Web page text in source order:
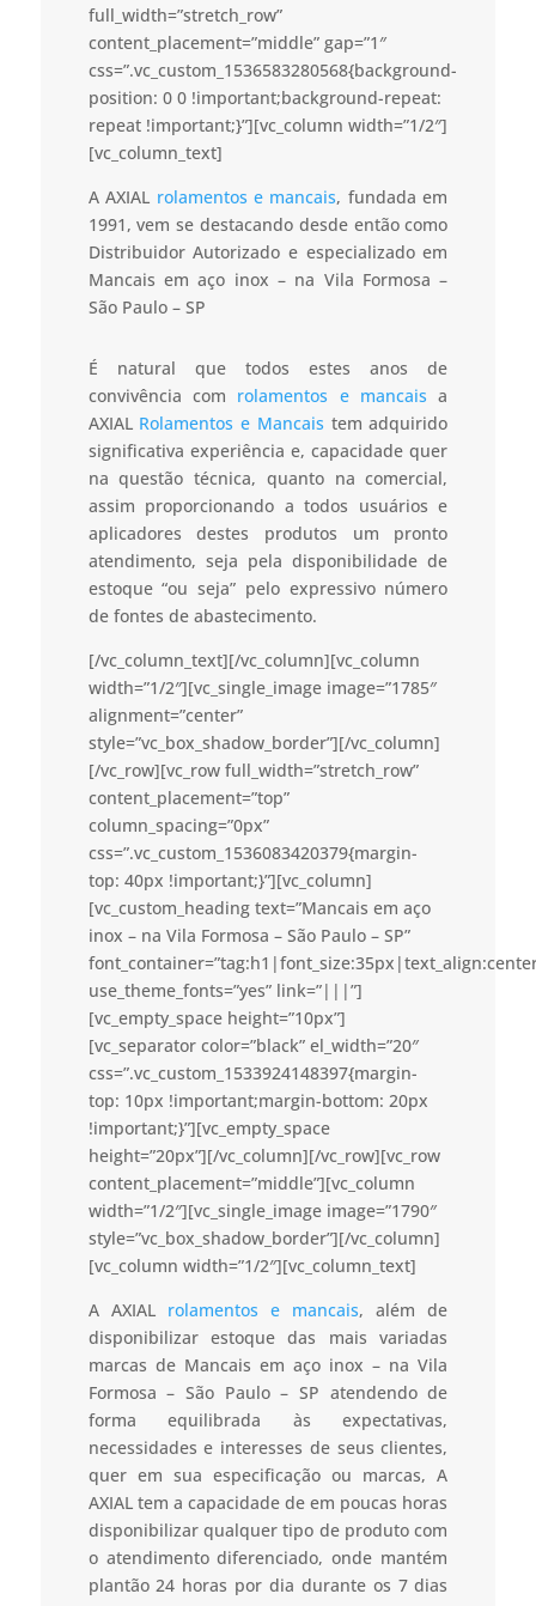
full_width=”stretch_row”
content_placement=”middle” gap=”1″
css=”.vc_custom_1536583280568{background-
position: 0 0 !important;background-repeat:
repeat !important;}”][vc_column width=”1/2″]
[vc_column_text]
A AXIAL rolamentos e mancais, fundada em
1991, vem se destacando desde então como
Distribuidor Autorizado e especializado em
Mancais em aço inox – na Vila Formosa –
São Paulo – SP
É natural que todos estes anos de
convivência com rolamentos e mancais a
AXIAL Rolamentos e Mancais tem adquirido
significativa experiência e, capacidade quer
na questão técnica, quanto na comercial,
assim proporcionando a todos usuários e
aplicadores destes produtos um pronto
atendimento, seja pela disponibilidade de
estoque “ou seja” pelo expressivo número
de fontes de abastecimento.
[/vc_column_text][/vc_column][vc_column
width=”1/2″][vc_single_image image=”1785″
alignment=”center”
style=”vc_box_shadow_border”][/vc_column]
[/vc_row][vc_row full_width=”stretch_row”
content_placement=”top”
column_spacing=”0px”
css=”.vc_custom_1536083420379{margin-
top: 40px !important;}”][vc_column]
[vc_custom_heading text=”Mancais em aço
inox – na Vila Formosa – São Paulo – SP”
use_theme_fonts=”yes” link=”|||”]
[vc_empty_space height=”10px”]
[vc_separator color=”black” el_width=”20″
css=”.vc_custom_1533924148397{margin-
top: 10px !important;margin-bottom: 20px
!important;}”][vc_empty_space
height=”20px”][/vc_column][/vc_row][vc_row
content_placement=”middle”][vc_column
width=”1/2″][vc_single_image image=”1790″
style=”vc_box_shadow_border”][/vc_column]
[vc_column width=”1/2″][vc_column_text]
A AXIAL rolamentos e mancais, além de
disponibilizar estoque das mais variadas
marcas de Mancais em aço inox – na Vila
Formosa – São Paulo – SP atendendo de
forma equilibrada às expectativas,
necessidades e interesses de seus clientes,
quer em sua especificação ou marcas, A
AXIAL tem a capacidade de em poucas horas
disponibilizar qualquer tipo de produto com
o atendimento diferenciado, onde mantém
plantão 24 horas por dia durante os 7 dias